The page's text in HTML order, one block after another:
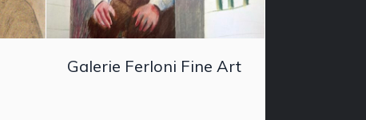
Galerie Ferloni Fine Art